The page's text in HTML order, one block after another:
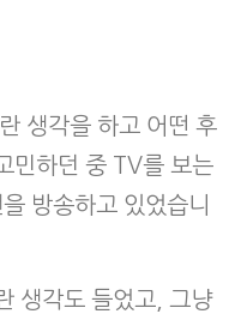
생각을 하고 어떤 후
민하던 중 TV를 보는
방송하고 있었습니
생각도 들었고, 그냥